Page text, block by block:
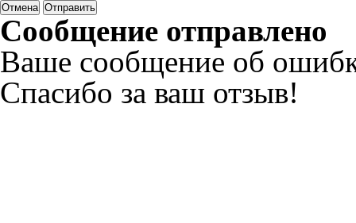
Отмена Отправить
Сообщение отправлено
Ваше сообщение об
Спасибо за ваш отзыв!